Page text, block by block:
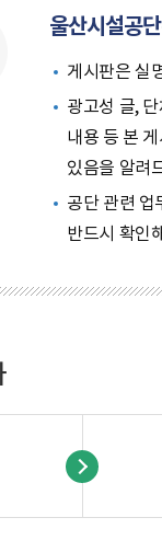
울산시설공
게시판은 실
광고성 글,
내용 등 본
있음을 알려
공단 관련 업
반드시 확인